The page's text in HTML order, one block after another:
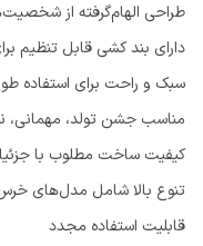
طراحی الهام‌گرفته از
دارای بند کشی قابل تنظیم
سبک و راحت برای استفاده
مناسب جشن تولد، مهمانی،
کیفیت ساخت مطلوب با
تنوع بالا شامل مدل‌های
قابلیت استفاده مجدد